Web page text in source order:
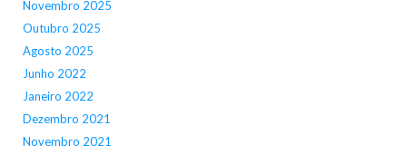
Novembro 2025
Outubro 2025
Agosto 2025
Junho 2022
Janeiro 2022
Dezembro 2021
Novembro 2021